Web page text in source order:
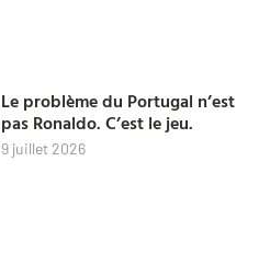
Le problème du Portugal n’est
pas Ronaldo. C’est le jeu.
9 juillet 2026